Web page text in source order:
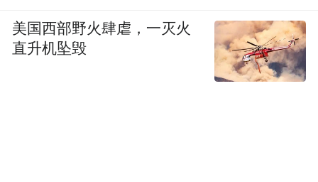
美国西部野火肆虐，一灭火
直升机坠毁